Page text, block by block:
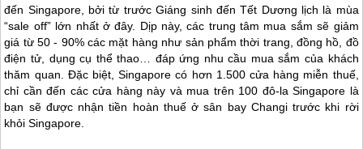
đến Singapore, bởi từ trước Giáng sinh đến Tết Dương lịch là mùa
“sale off” lớn nhất ở đây. Dịp này, các trung tâm mua sắm sẽ giảm
giá từ 50 - 90% các mặt hàng như sản phẩm thời trang, đồng hồ, đồ
điện tử, dụng cụ thể thao… đáp ứng nhu cầu mua sắm của khách
thăm quan. Đặc biệt,Singapore có hơn 1.500 cửa hàng miễn thuế,
chỉ cần đến các cửa hàng này và mua trên 100 đô-laSingapore là
bạn sẽ được nhận tiền hoàn thuế ở sân bay Changi trước khi rời
khỏiSingapore.